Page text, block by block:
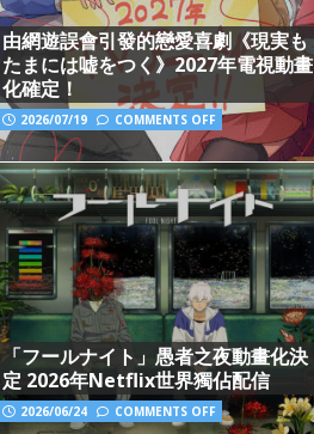
由網遊誤會引發的戀愛喜劇《現実も
たまには嘘をつく》2027年電視動畫
化確定！
2026/07/19 COMMENTS OFF
「フールナイト」愚者之夜動畫化決
定 2026年Netflix世界獨佔配信
2026/06/24 COMMENTS OFF